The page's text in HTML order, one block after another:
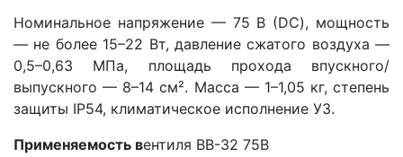
Номинальное напряжение — 75 В (DC), мощность
— не более 15–22 Вт, давление сжатого воздуха —
0,5–0,63 МПа, площадь прохода впускного/
выпускного — 8–14 см². Масса — 1–1,05 кг, степень
защиты IP54, климатическое исполнение У3.
Применяемость вентиля ВВ-32 75В